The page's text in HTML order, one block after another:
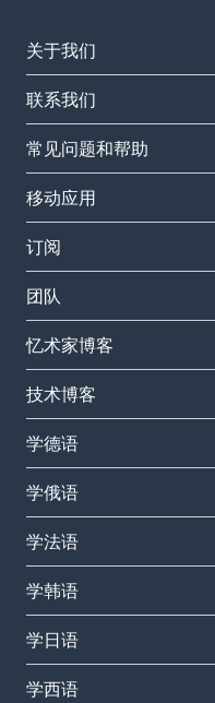
关于我们
联系我们
常见问题和帮助
移动应用
订阅
团队
忆术家博客
技术博客
学德语
学俄语
学法语
学韩语
学日语
学西语